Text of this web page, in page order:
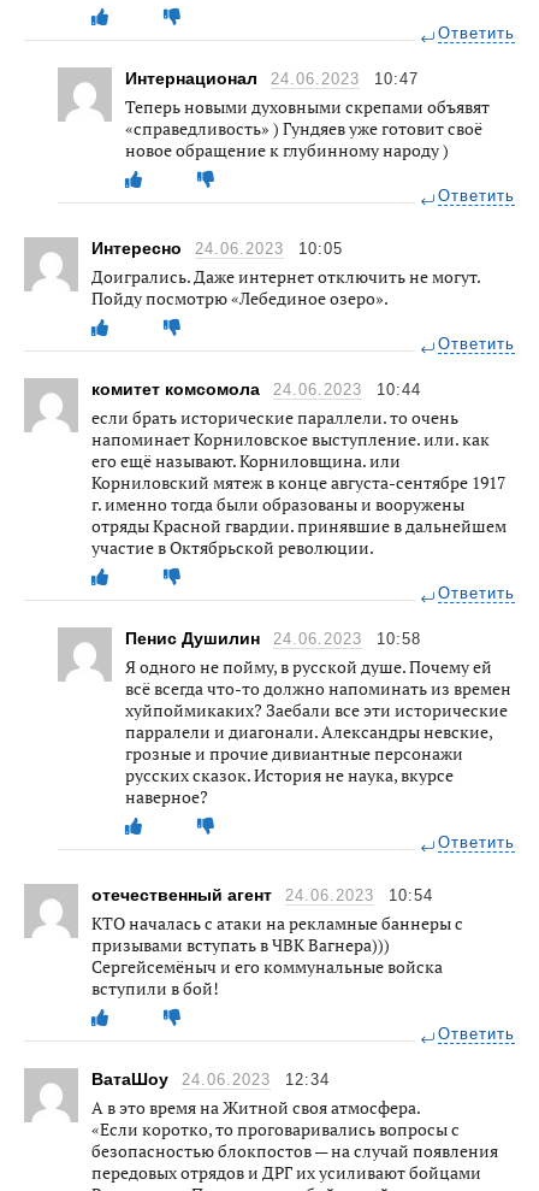
Ответить
Интернационал 24.06.2023 10:47
Теперь новыми духовными скрепами объявят
«справедливость» ) Гундяев уже готовит своё
новое обращение к глубинному народу )
Ответить
Интересно 24.06.2023 10:05
Доигрались. Даже интернет отключить не могут.
Пойду посмотрю «Лебединое озеро».
Ответить
комитет комсомола 24.06.2023 10:44
если брать исторические параллели. то очень
напоминает Корниловское выступление. или. как
его ещё называют. Корниловщина. или
Корниловский мятеж в конце августа-сентябре 1917
г. именно тогда были образованы и вооружены
отряды Красной гвардии. принявшие в дальнейшем
участие в Октябрьской революции.
Ответить
Пенис Душилин 24.06.2023 10:58
Я одного не пойму, в русской душе. Почему ей
всё всегда что-то должно напоминать из времен
хуйпоймикаких? Заебали все эти исторические
парралели и диагонали. Александры невские,
грозные и прочие дивиантные персонажи
русских сказок. История не наука, вкурсе
наверное?
Ответить
отечественный агент 24.06.2023 10:54
КТО началась с атаки на рекламные баннеры с
призывами вступать в ЧВК Вагнера)))
Сергейсемёныч и его коммунальные войска
вступили в бой!
Ответить
ВатаШоу 24.06.2023 12:34
А в это время на Житной своя атмосфера.
«Если коротко, то проговаривались вопросы с
безопасностью блокпостов — на случай появления
передовых отрядов и ДРГ их усиливают бойцами